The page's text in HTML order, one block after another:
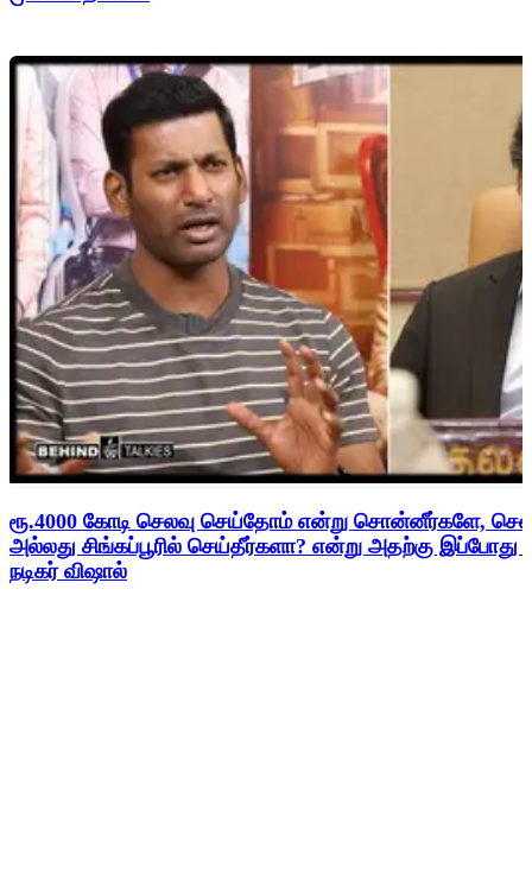
ரூ.4000 கோடி செலவு செய்தோம் என்று சொன்னீர்களே,
அல்லது சிங்கப்பூரில் செய்தீர்களா? என்று அதற்கு
நடிகர் விஷால்